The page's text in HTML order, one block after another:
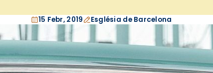
15 Febr, 2019 Església de Barcelona